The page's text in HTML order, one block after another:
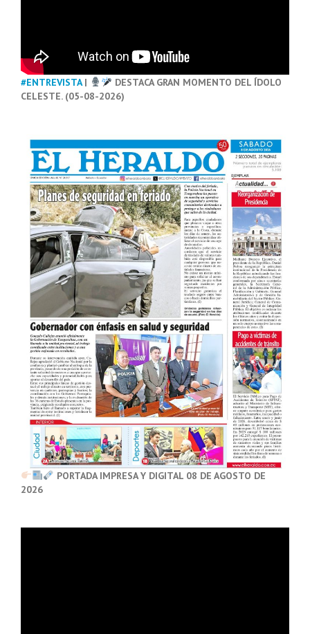
#ENTREVISTA|
DESTACA GRAN MOMENTO DEL ÍDOLO
CELESTE. (05-08-2026)
PORTADA IMPRESA Y DIGITAL 08 DE AGOSTO DE
2026